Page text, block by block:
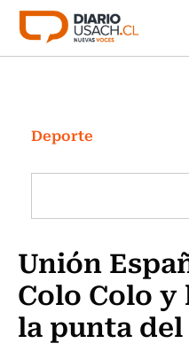
Click acá para ir
Investigación
Cultura
Programas Radio y
Deporte
Unión
Colo Colo
la punta